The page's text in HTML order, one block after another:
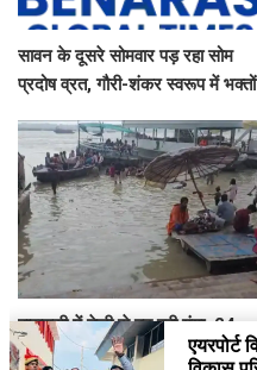
सावन के दूसरे सोमवार पड़ रहा सोम
प्रदोष व्रत, गौरी-शंकर स्वरूप में भक्तों
आस्था का सैलाब
वाराणसी में तेजी से बढ़ रही गंगा, 24
घंटे में 46 सेंटीमीटर बढ़ा जलस्तर, कई